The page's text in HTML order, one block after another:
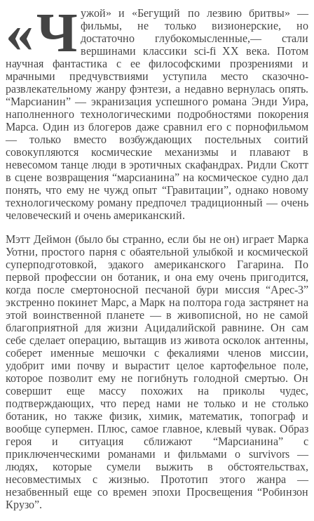
«Ч ужой» и «Бегущий по лезвию бритвы» —
фильмы, не только визионерские, но
достаточно глубокомысленные,— стали
вершинами классики sci-fi ХХ века. Потом
научная фантастика с ее философскими прозрениями и
мрачными предчувствиями уступила место сказочно-
развлекательному жанру фэнтези, а недавно вернулась опять.
“Марсианин” — экранизация успешного романа Энди Уира,
наполненного технологическими подробностями покорения
Марса. Один из блогеров даже сравнил его с порнофильмом
— только вместо возбуждающих постельных соитий
совокупляются космические механизмы и плавают в
невесомом танце люди в эротичных скафандрах. Ридли Скотт
в сцене возвращения “марсианина” на космическое судно дал
понять, что ему не чужд опыт “Гравитации”, однако новому
технологическому роману предпочел традиционный — очень
человеческий и очень американский.
Мэтт Деймон (было бы странно, если бы не он) играет Марка
Уотни, простого парня с обаятельной улыбкой и космической
суперподготовкой, эдакого американского Гагарина. По
первой профессии он ботаник, и она ему очень пригодится,
когда после смертоносной песчаной бури миссия “Арес-3”
экстренно покинет Марс, а Марк на полтора года застрянет на
этой воинственной планете — в живописной, но не самой
благоприятной для жизни Ацидалийской равнине. Он сам
себе сделает операцию, вытащив из живота осколок антенны,
соберет именные мешочки с фекалиями членов миссии,
удобрит ими почву и вырастит целое картофельное поле,
которое позволит ему не погибнуть голодной смертью. Он
совершит еще массу похожих на приколы чудес,
подтверждающих, что перед нами не только и не столько
ботаник, но также физик, химик, математик, топограф и
вообще супермен. Плюс, самое главное, клевый чувак. Образ
героя и ситуация сближают “Марсианина” с
приключенческими романами и фильмами о survivors —
людях, которые сумели выжить в обстоятельствах,
несовместимых с жизнью. Прототип этого жанра —
незабвенный еще со времен эпохи Просвещения “Робинзон
Крузо”.